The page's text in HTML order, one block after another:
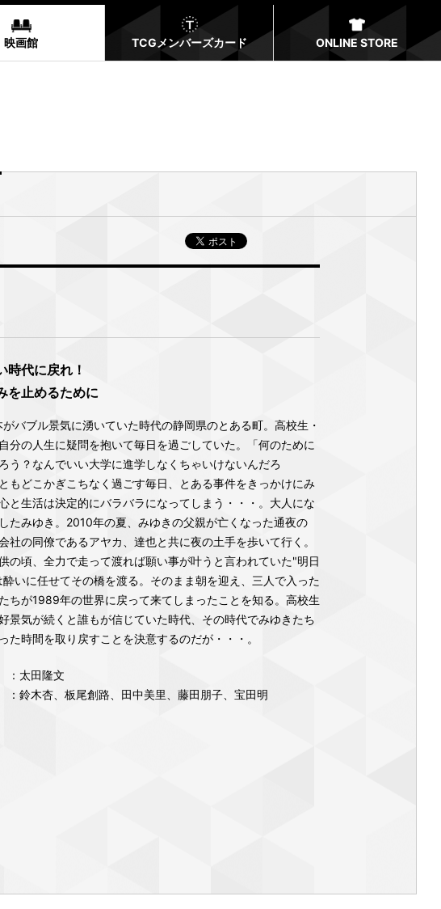
映画館 TCGメンバーズカード ONLINE STORE
時代に戻れ！
を止めるために
バブル景気に湧いていた時代の静岡県のとある町。高校生・
分の人生に疑問を抱いて毎日を過ごしていた。「何のために
う？なんでいい大学に進学しなくちゃいけないんだろ
もどこかぎこちなく過ごす毎日、とある事件をきっかけにみ
と生活は決定的にバラバラになってしまう・・・。大人にな
たみゆき。2010年の夏、みゆきの父親が亡くなった通夜の
社の同僚であるアヤカ、達也と共に夜の土手を歩いて行く。
の頃、全力で走って渡れば願い事が叶うと言われていた"明日
いに任せてその橋を渡る。そのまま朝を迎え、三人で入った
ちが1989年の世界に戻って来てしまったことを知る。高校生
景気が続くと誰もが信じていた時代、その時代でみゆきたち
た時間を取り戻すことを決意するのだが・・・。
：太田隆文
：鈴木杏、板尾創路、田中美里、藤田朋子、宝田明